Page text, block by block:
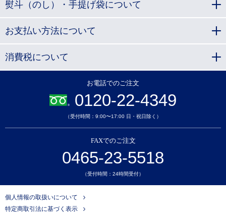
熨斗（のし）・手提げ袋について
お支払い方法について
消費税について
お電話でのご注文
0120-22-4349
（受付時間：9:00〜17:00 日・祝日除く）
FAXでのご注文
0465-23-5518
（受付時間：24時間受付）
個人情報の取扱いについて
特定商取引法に基づく表示